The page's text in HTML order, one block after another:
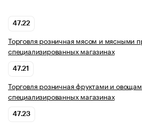
47.22
Торговля розничная мясом и мясными
специализированных магазинах
47.21
Торговля розничная фруктами и
специализированных магазинах
47.23